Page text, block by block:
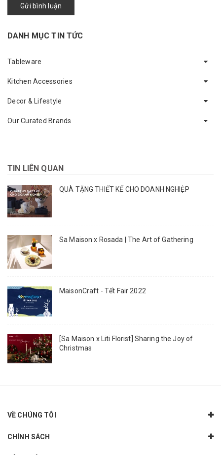
Gửi bình luận
DANH MỤC TIN TỨC
Tableware
Kitchen Accessories
Decor & Lifestyle
Our Curated Brands
TIN LIÊN QUAN
QUÀ TẶNG THIẾT KẾ CHO DOANH NGHIỆP
Sa Maison x Rosada | The Art of Gathering
MaisonCraft - Tết Fair 2022
[Sa Maison x Liti Florist] Sharing the Joy of
Christmas
VỀ CHÚNG TÔI
CHÍNH SÁCH